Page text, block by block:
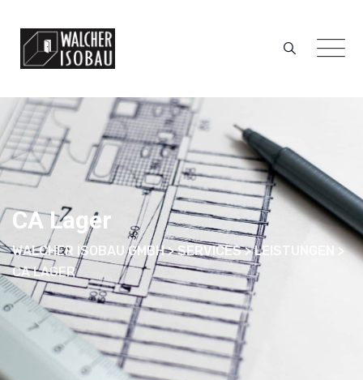
CA Lager
WALCHER ISOBAU GMBH>SERVICES>LEISTUNGEN
>
CA LAGER